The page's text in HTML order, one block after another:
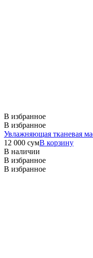
В избранное
В избранное
Увлажняющая тканевая
12 000 сумВ корзину
В наличии
В избранное
В избранное